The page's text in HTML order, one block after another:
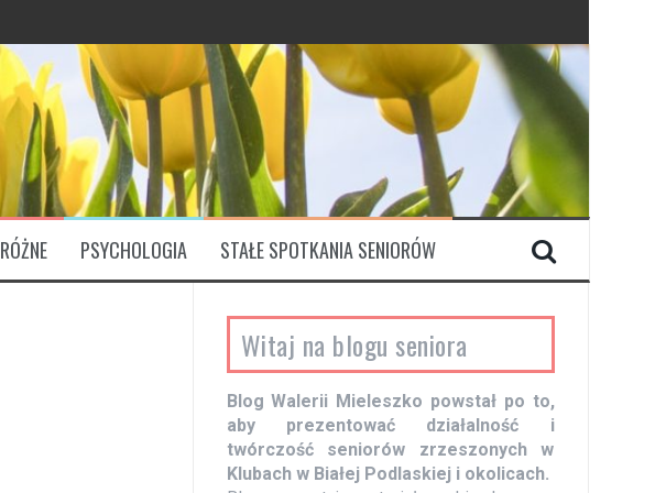
RÓŻNE PSYCHOLOGIA STAŁE SPOTKANIA SENIORÓW
Witaj na blogu seniora
Blog Walerii Mieleszko powstał po to,
aby prezentować działalność i
twórczość seniorów zrzeszonych w
Klubach w Białej Podlaskiej i okolicach.